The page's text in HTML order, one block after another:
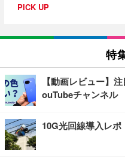
PICK UP
特
【動画レビュー】
ouTubeチャンネル
10G光回線導入レポ